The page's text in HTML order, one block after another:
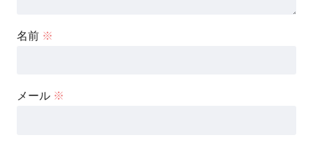
名前 ※
メール ※